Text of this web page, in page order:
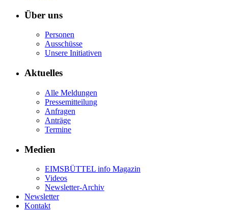
Über uns
Personen
Ausschüsse
Unsere Initiativen
Aktuelles
Alle Meldungen
Pressemitteilung
Anfragen
Anträge
Termine
Medien
EIMSBÜTTEL info Magazin
Videos
Newsletter-Archiv
Newsletter
Kontakt